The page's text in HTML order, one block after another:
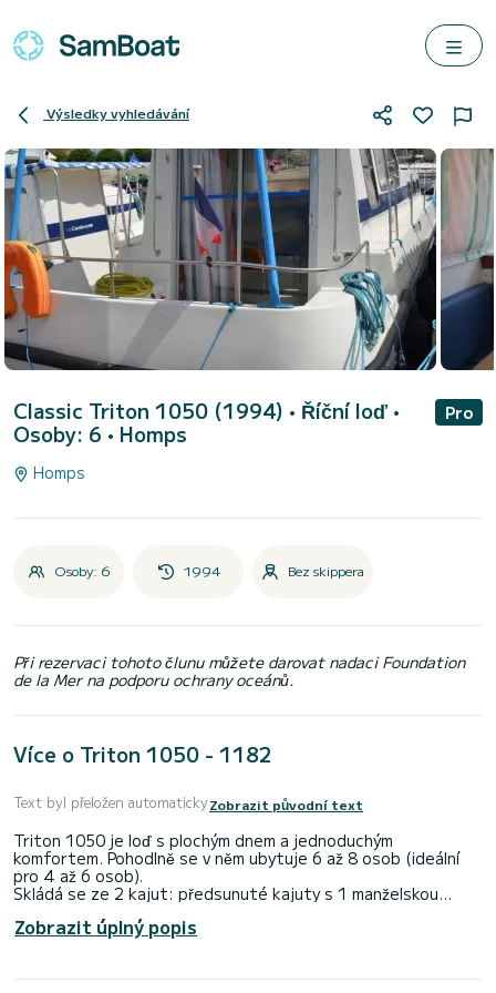
Výsledky vyhledávání
Classic Triton 1050 (1994) • Říční loď •
Osoby: 6 • Homps
Pro
Homps
Osoby: 6 1994 Bez skippera
Při rezervaci tohoto člunu můžete darovat nadaci Foundation
de la Mer na podporu ochrany oceánů.
Více o Triton 1050 - 1182
Text byl přeložen automatickyZobrazit původní text
Triton 1050 je loď s plochým dnem a jednoduchým
komfortem. Pohodlně se v něm ubytuje 6 až 8 osob (ideální
pro 4 až 6 osob).
Skládá se ze 2 kajut: předsunuté kajuty s 1 manželskou
manželskou postelí, 1 samostatného lůžka v lodní průchod a
lavice přestavitelná na dvoulůžko v salonu.
WC.
Zobrazit úplný popis